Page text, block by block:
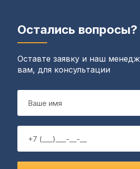
Остались вопросы?
Оставте заявку и наш
вам, для консультации